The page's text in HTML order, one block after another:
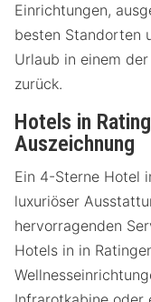
Einrichtungen,
besten Standorten
Urlaub in einem
zurück.
Hotels in
Auszeichnung
Ein 4-Sterne Hotel
luxuriöser
hervorragenden
Hotels in in